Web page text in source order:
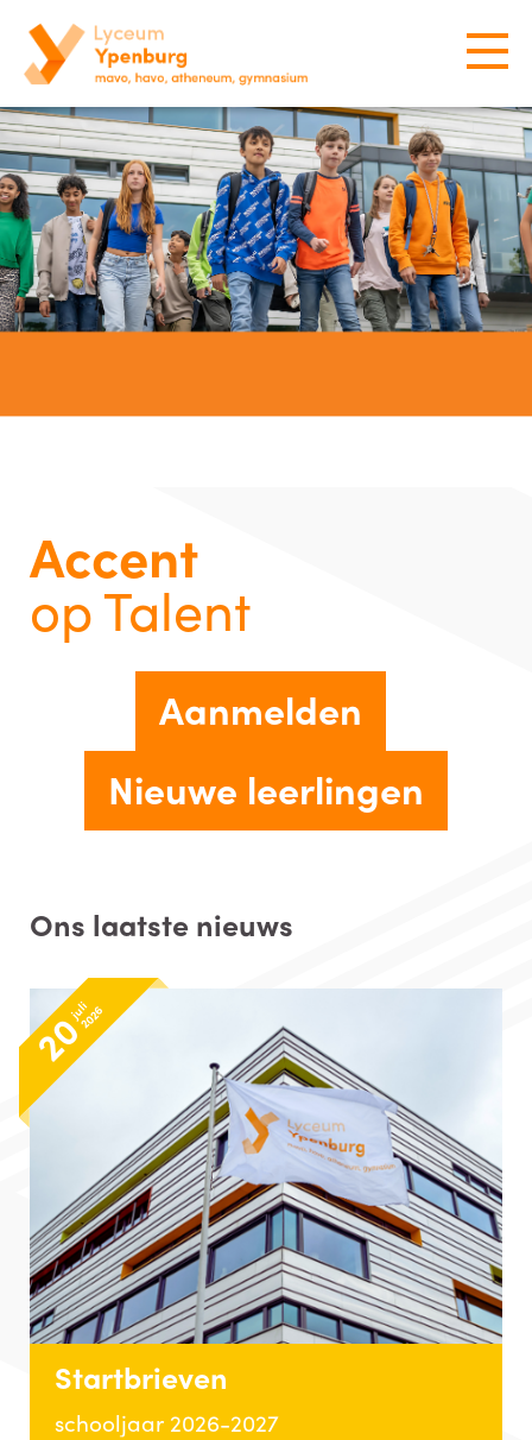
Accent
op Talent
Aanmelden
Nieuwe leerlingen
Ons laatste nieuws
20
juli
2026
Startbrieven
schooljaar 2026-2027